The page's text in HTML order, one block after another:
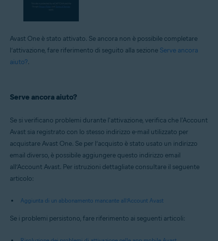
Avast One è stato attivato. Se ancora non è possibile completare
l’attivazione, fare riferimento di seguito alla sezione Serve ancora
aiuto?.
Serve ancora aiuto?
Se si verificano problemi durante l'attivazione, verifica che l'Account
Avast sia registrato con lo stesso indirizzo e-mail utilizzato per
acquistare Avast One. Se per l’acquisto è stato usato un indirizzo
email diverso, è possibile aggiungere questo indirizzo email
all’Account Avast. Per istruzioni dettagliate consultare il seguente
articolo:
Aggiunta di un abbonamento mancante all’Account Avast
Se i problemi persistono, fare riferimento ai seguenti articoli: